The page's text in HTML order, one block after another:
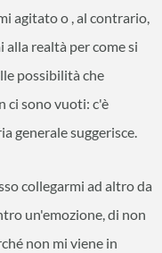
agitato o , al contrario,
realtà per come si
possibilità che
ci sono vuoti: c'è
generale suggerisce.
collegarmi ad altro da
un'emozione, di non
non mi viene in